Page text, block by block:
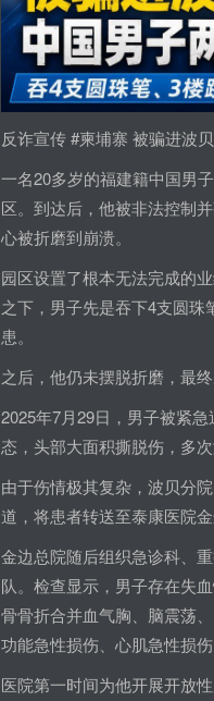
反诈宣传 #柬埔寨 被骗进波
一名20多岁的福建籍中国男
区。到达后，他被非法控制
心被折磨到崩溃。
园区设置了根本无法完成的
之下，男子先是吞下4支圆
患。
之后，他仍未摆脱折磨，最
2025年7月29日，男子被紧
态，头部大面积撕脱伤，多
由于伤情极其复杂，波贝分
道，将患者转送至泰康医院
金边总院随后组织急诊科、
队。检查显示，男子存在失
骨骨折合并血气胸、脑震荡
功能急性损伤、心肌急性损
医院第一时间为他开展开放